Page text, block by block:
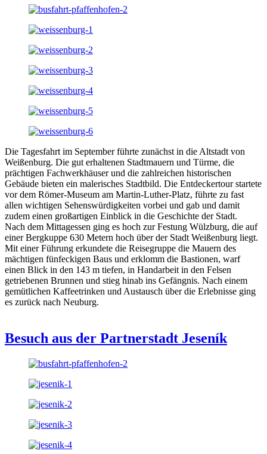
Die Tagesfahrt im September führte zunächst in die Altstadt von
Weißenburg. Die gut erhaltenen Stadtmauern und Türme, die
prächtigen Fachwerkhäuser und die zahlreichen historischen
Gebäude bieten ein malerisches Stadtbild. Die Entdeckertour startete
vor dem Römer-Museum am Martin-Luther-Platz, führte zu fast
allen wichtigen Sehenswürdigkeiten vorbei und gab und damit
zudem einen großartigen Einblick in die Geschichte der Stadt.
Nach dem Mittagessen ging es hoch zur Festung Wülzburg, die auf
einer Bergkuppe 630 Metern hoch über der Stadt Weißenburg liegt.
Mit einer Führung erkundete die Reisegruppe die Mauern des
mächtigen fünfeckigen Baus und erklomm die Bastionen, warf
einen Blick in den 143 m tiefen, in Handarbeit in den Felsen
getriebenen Brunnen und stieg hinab ins Gefängnis. Nach einem
gemütlichen Kaffeetrinken und Austausch über die Erlebnisse ging
es zurück nach Neuburg.
Besuch aus der Partnerstadt Jeseník